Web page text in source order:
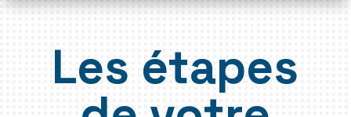
Les étapes